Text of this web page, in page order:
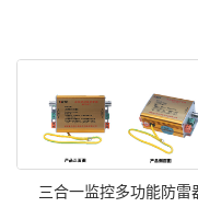
三合一监控多功能防雷